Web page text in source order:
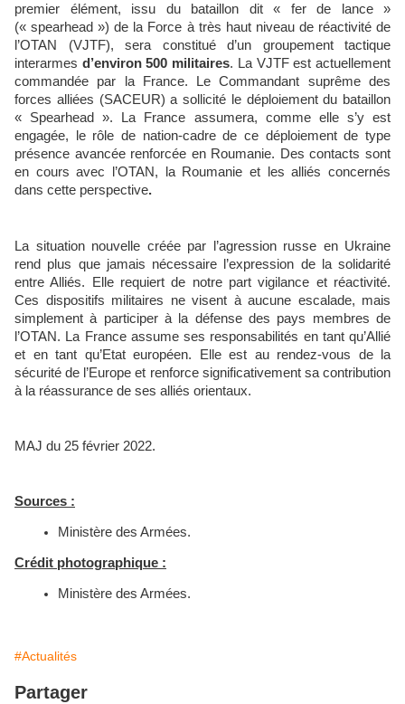
premier élément, issu du bataillon dit « fer de lance »
(« spearhead ») de la Force à très haut niveau de réactivité de
l’OTAN (VJTF), sera constitué d’un groupement tactique
interarmes d’environ 500 militaires. La VJTF est actuellement
commandée par la France. Le Commandant suprême des
forces alliées (SACEUR) a sollicité le déploiement du bataillon
« Spearhead ». La France assumera, comme elle s’y est
engagée, le rôle de nation-cadre de ce déploiement de type
présence avancée renforcée en Roumanie. Des contacts sont
en cours avec l’OTAN, la Roumanie et les alliés concernés
dans cette perspective.
La situation nouvelle créée par l’agression russe en Ukraine
rend plus que jamais nécessaire l’expression de la solidarité
entre Alliés. Elle requiert de notre part vigilance et réactivité.
Ces dispositifs militaires ne visent à aucune escalade, mais
simplement à participer à la défense des pays membres de
l’OTAN. La France assume ses responsabilités en tant qu’Allié
et en tant qu’Etat européen. Elle est au rendez-vous de la
sécurité de l’Europe et renforce significativement sa contribution
à la réassurance de ses alliés orientaux.
MAJ du 25 février 2022.
Sources :
Ministère des Armées.
Crédit photographique :
Ministère des Armées.
#Actualités
Partager